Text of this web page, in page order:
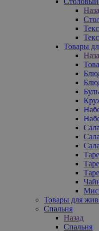
Товары
Товары для
Спальня
Назад
Спальня